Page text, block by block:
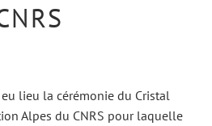
lieu la cérémonie du Cristal
Alpes du CNRS pour laquelle